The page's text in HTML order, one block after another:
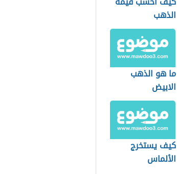
الذهب
ما هو الذهب
الابيض
كيف يستخرج
الألماس